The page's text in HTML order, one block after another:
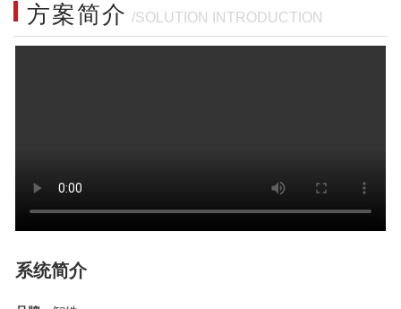
方案简介 /SOLUTION INTRODUCTION
系统简介